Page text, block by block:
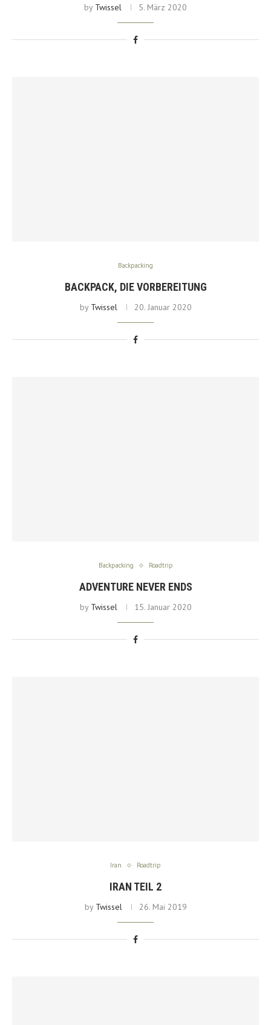
by Twissel 5. März 2020
Backpacking
BACKPACK, DIE VORBEREITUNG
by Twissel 20. Januar 2020
Backpacking Roadtrip
ADVENTURE NEVER ENDS
by Twissel 15. Januar 2020
Iran Roadtrip
IRAN TEIL 2
by Twissel 26. Mai 2019